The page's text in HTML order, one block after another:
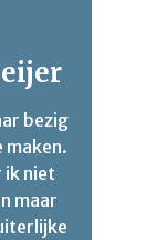
bezig
maken.
ik niet
maar